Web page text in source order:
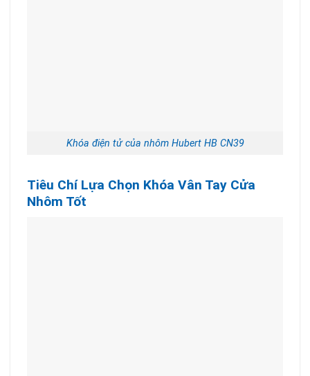
Khóa điện tử của nhôm Hubert HB CN39
Tiêu Chí Lựa Chọn Khóa Vân Tay Cửa
Nhôm Tốt